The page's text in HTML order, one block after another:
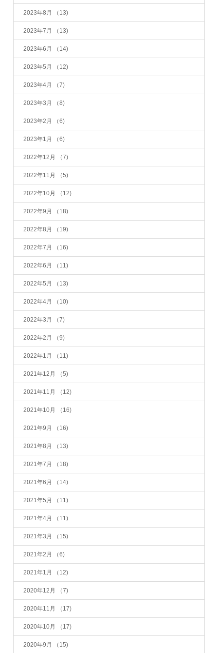
2023年8月 （13)
2023年7月 （13)
2023年6月 （14)
2023年5月 （12)
2023年4月 （7)
2023年3月 （8)
2023年2月 （6)
2023年1月 （6)
2022年12月 （7)
2022年11月 （5)
2022年10月 （12)
2022年9月 （18)
2022年8月 （19)
2022年7月 （16)
2022年6月 （11)
2022年5月 （13)
2022年4月 （10)
2022年3月 （7)
2022年2月 （9)
2022年1月 （11)
2021年12月 （5)
2021年11月 （12)
2021年10月 （16)
2021年9月 （16)
2021年8月 （13)
2021年7月 （18)
2021年6月 （14)
2021年5月 （11)
2021年4月 （11)
2021年3月 （15)
2021年2月 （6)
2021年1月 （12)
2020年12月 （7)
2020年11月 （17)
2020年10月 （17)
2020年9月 （15)